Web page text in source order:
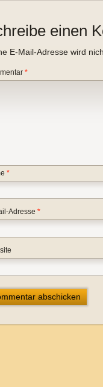
einen
E-Mail-Adresse wird
*
*
Adresse *